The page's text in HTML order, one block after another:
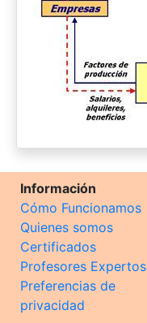
Información
Cómo Funcionamos
Quienes somos
Certificados
Profesores Expertos
Preferencias de
privacidad